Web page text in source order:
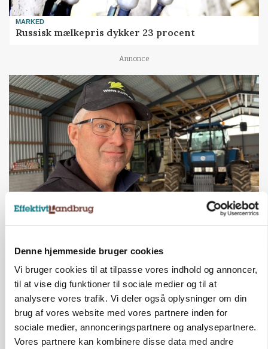
Denne hjemmeside bruger cookies
Vi bruger cookies til at tilpasse vores indhold og annoncer,
til at vise dig funktioner til sociale medier og til at
analysere vores trafik. Vi deler også oplysninger om din
brug af vores website med vores partnere inden for
sociale medier, annonceringspartnere og analysepartnere.
Vores partnere kan kombinere disse data med andre
MARKED
Russisk mælkepris dykker 23 procent
Annonce
gødskningslov
Annonce
Snart kan man søge tilskud til naturprojekter
Annonce